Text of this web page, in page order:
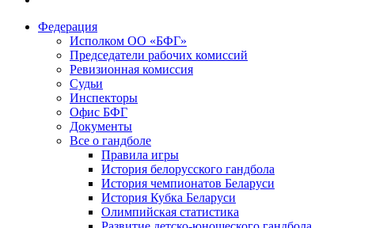
Федерация
Исполком ОО «БФГ»
Председатели рабочих комиссий
Ревизионная комиссия
Судьи
Инспекторы
Офис БФГ
Документы
Все о гандболе
Правила игры
История белорусского гандбола
История чемпионатов Беларуси
История Кубка Беларуси
Олимпийская статистика